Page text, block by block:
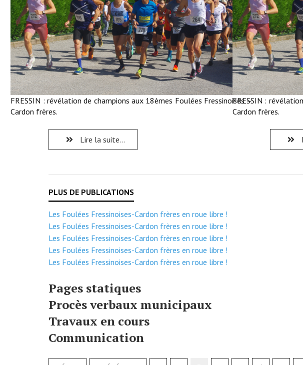
FRESSIN : révélation de champions aux 18èmes Foulées Fressinoises –
Cardon frères.
Lire la suite...
FRESSIN :
Cardon frères.
Les Foulées Fressinoises-Cardon frères en roue libre !
Les Foulées Fressinoises-Cardon frères en roue libre !
Les Foulées Fressinoises-Cardon frères en roue libre !
Les Foulées Fressinoises-Cardon frères en roue libre !
Les Foulées Fressinoises-Cardon frères en roue libre !
Pages statiques
Procès verbaux municipaux
Travaux en cours
Communication